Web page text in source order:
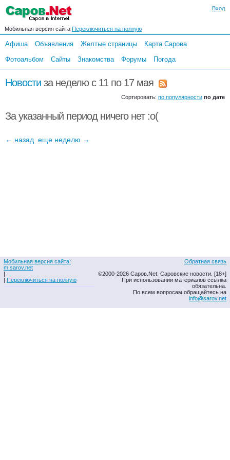
Вход
Мобильная версия сайта Переключиться на полную
Афиша Объявления Желтые страницы
Карта Сарова
Фотоальбом
Сайты Знакомства Форумы Погода
Новости за неделю c 11 по 17 мая
Сортировать: по популярности по дате
За указанный период ничего нет :o(
← назад еще неделю →
Мобильная версия сайта:
m.sarov.net
|
| Переключиться на полную
Обратная связь
©2000-2026 Саров.Net: Саровские новости. [18+]
При использовании материалов ссылка
обязательна.
По всем вопросам обращайтесь на
info@sarov.net